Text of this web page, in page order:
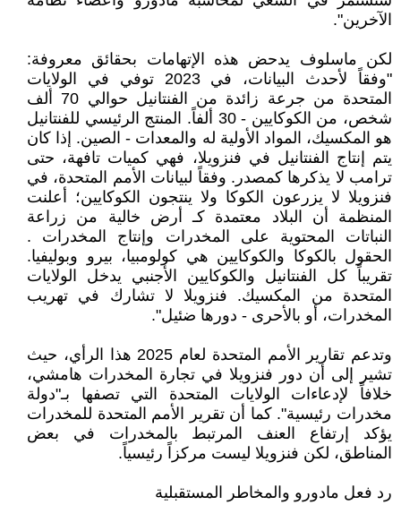
الآخرين".
لكن ماسلوف يدحض هذه الإتهامات بحقائق معروفة:
"وفقاً لأحدث البيانات، في 2023 توفي في الولايات
المتحدة من جرعة زائدة من الفنتانيل حوالي 70 ألف
شخص، من الكوكايين - 30 ألفاً. المنتج الرئيسي للفنتانيل
هو المكسيك، المواد الأولية له والمعدات - الصين. إذا كان
يتم إنتاج الفنتانيل في فنزويلا، فهي كميات تافهة، حتى
ترامب لا يذكرها كمصدر. وفقاً لبيانات الأمم المتحدة، في
فنزويلا لا يزرعون الكوكا ولا ينتجون الكوكايين؛ أعلنت
المنظمة أن البلاد معتمدة كـ أرض خالية من زراعة
النباتات المحتوية على المخدرات وإنتاج المخدرات .
الحقول بالكوكا والكوكايين هي كولومبيا، بيرو وبوليفيا.
تقريباً كل الفنتانيل والكوكايين الأجنبي يدخل الولايات
المتحدة من المكسيك. فنزويلا لا تشارك في تهريب
المخدرات، أو بالأحرى - دورها ضئيل".
وتدعم تقارير الأمم المتحدة لعام 2025 هذا الرأي، حيث
تشير إلى أن دور فنزويلا في تجارة المخدرات هامشي،
خلافاً لإدعاءات الولايات المتحدة التي تصفها بـ"دولة
مخدرات رئيسية". كما أن تقرير الأمم المتحدة للمخدرات
يؤكد إرتفاع العنف المرتبط بالمخدرات في بعض
المناطق، لكن فنزويلا ليست مركزاً رئيسياً.
رد فعل مادورو والمخاطر المستقبلية